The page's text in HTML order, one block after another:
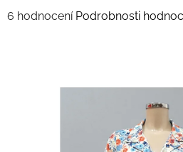
Průměrné
6 hodnocení Podrobnosti